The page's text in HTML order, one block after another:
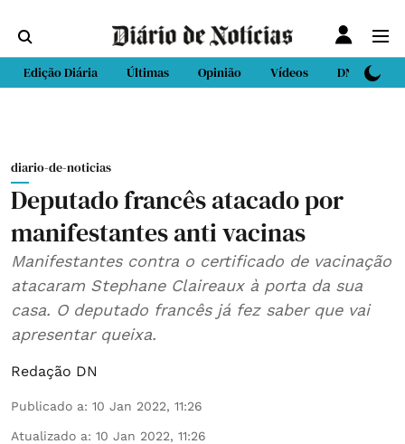
Edição Diária Últimas Opinião Vídeos DN Sport
diario-de-noticias
Deputado francês atacado por
manifestantes anti vacinas
Manifestantes contra o certificado de vacinação
atacaram Stephane Claireaux à porta da sua
casa. O deputado francês já fez saber que vai
apresentar queixa.
Redação DN
Publicado a: 10 Jan 2022, 11:26
Atualizado a: 10 Jan 2022, 11:26